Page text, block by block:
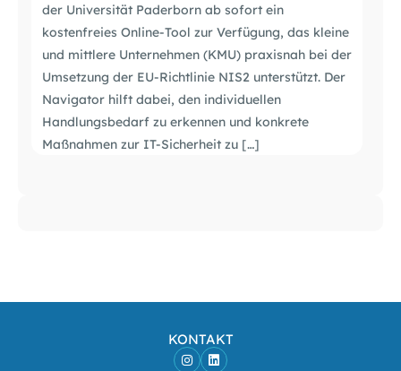
der Universität Paderborn ab sofort ein
kostenfreies Online-Tool zur Verfügung, das kleine
und mittlere Unternehmen (KMU) praxisnah bei der
Umsetzung der EU-Richtlinie NIS2 unterstützt. Der
Navigator hilft dabei, den individuellen
Handlungsbedarf zu erkennen und konkrete
Maßnahmen zur IT-Sicherheit zu […]
KONTAKT